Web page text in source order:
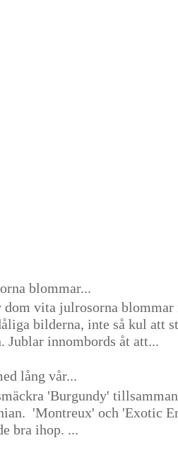
blommar...
dom vita julrosorna blommar
bilderna, inte så kul att
Jublar innombords åt att...
lång vår...
'Burgundy'
'Montreux' och 'Exotic
bra ihop. ...